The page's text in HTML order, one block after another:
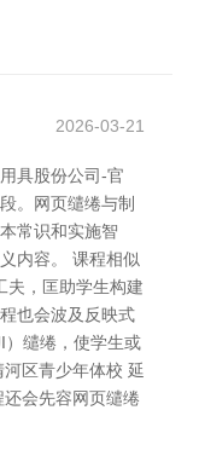
2026-03-21
具股份公司-官
。网页缱绻与制
常识和实施智
内容。 课程相似
夫，匡助学生构建
也会波及反映式
）缱绻，使学生或
区青少年体校 延
会先容网页缱绻